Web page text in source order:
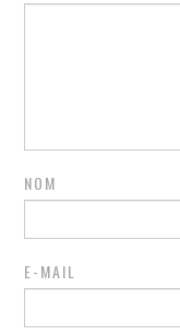
NOM
E-MAIL